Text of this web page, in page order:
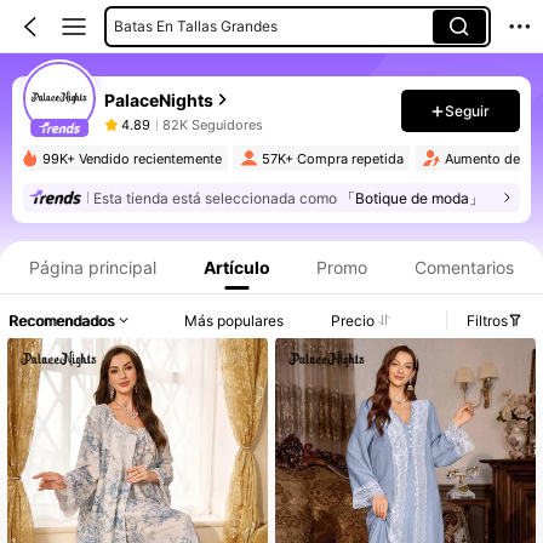
Batas En Tallas Grandes
Pijamas De Talla Grande
Camisones En Tallas Grandes
Camisones De Mujer
PalaceNights
4.89 82K Seguidores
Seguir
99K+ Vendido recientemente 57K+ Compra repetida Aumento de
Esta tienda está seleccionada como 「Botique de moda」
Página principal Artículo Promo Comentarios
Recomendados Más populares Precio Filtros